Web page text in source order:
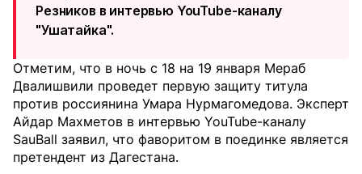
Резников в интервью YouTube-каналу
"Ушатайка".
Отметим, что в ночь с 18 на 19 января Мераб
Двалишвили проведет первую защиту титула
против россиянина Умара Нурмагомедова. Эксперт
Айдар Махметов в интервью YouTube-каналу
SauBall заявил, что фаворитом в поединке является
претендент из Дагестана.